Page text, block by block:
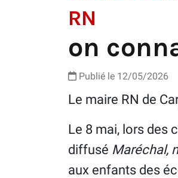
RN
on
Publié le 12/05/2026
Le maire RN de
Le 8 mai, lors des
diffusé Maréchal,
aux enfants des